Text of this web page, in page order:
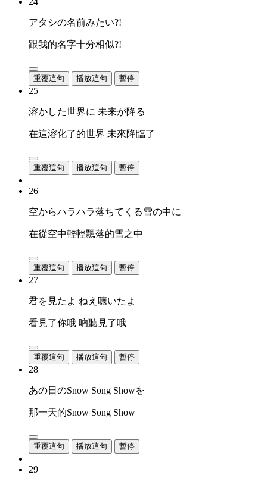
アタシの名前みたい?!
跟我的名字十分相似?!
重覆這句 播放這句 暫停
25
溶かした世界に 未来が降る
在這溶化了的世界 未來降臨了
重覆這句 播放這句 暫停
26
空からハラハラ落ちてくる雪の中に
在從空中輕輕飄落的雪之中
重覆這句 播放這句 暫停
27
君を見たよ ねえ聴いたよ
看見了你哦 吶聽見了哦
重覆這句 播放這句 暫停
28
あの日のSnow Song Showを
那一天的Snow Song Show
重覆這句 播放這句 暫停
29